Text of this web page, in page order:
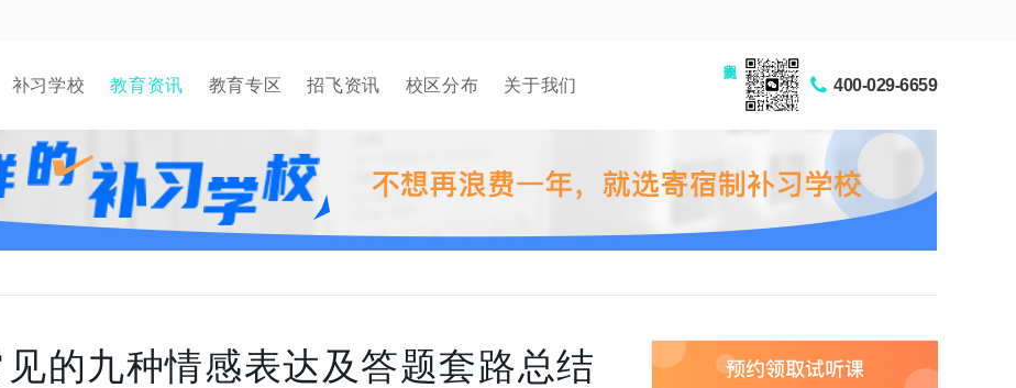
补习学校 教育资讯 教育专区 招飞资讯 校区分布 关于我们 400-029-6659
的九种情感表达及答题套路总结